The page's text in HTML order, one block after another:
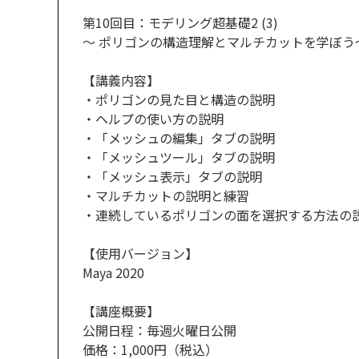
第10回目：モデリング超基礎2 (3)
～ ポリゴンの構造理解とマルチカットを学ぼう
【講義内容】
・ポリゴンの見た目と構造の説明
・ヘルプの使い方の説明
・「メッシュの編集」タブの説明
・「メッシュツール」タブの説明
・「メッシュ表示」タブの説明
・マルチカットの説明と練習
・連続しているポリゴンの面を選択する方法の
【使用バージョン】
Maya 2020
【講座概要】
公開日程：毎週火曜日公開
価格：1,000円（税込）